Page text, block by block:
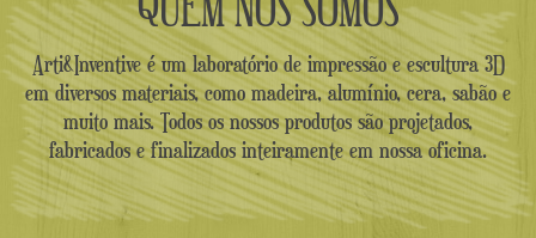
Arti&Inventive é um laboratório de impressão e escultura 3D
em diversos materiais, como madeira, alumínio, cera, sabão e
muito mais. Todos os nossos produtos são projetados,
fabricados e finalizados inteiramente em nossa oficina.